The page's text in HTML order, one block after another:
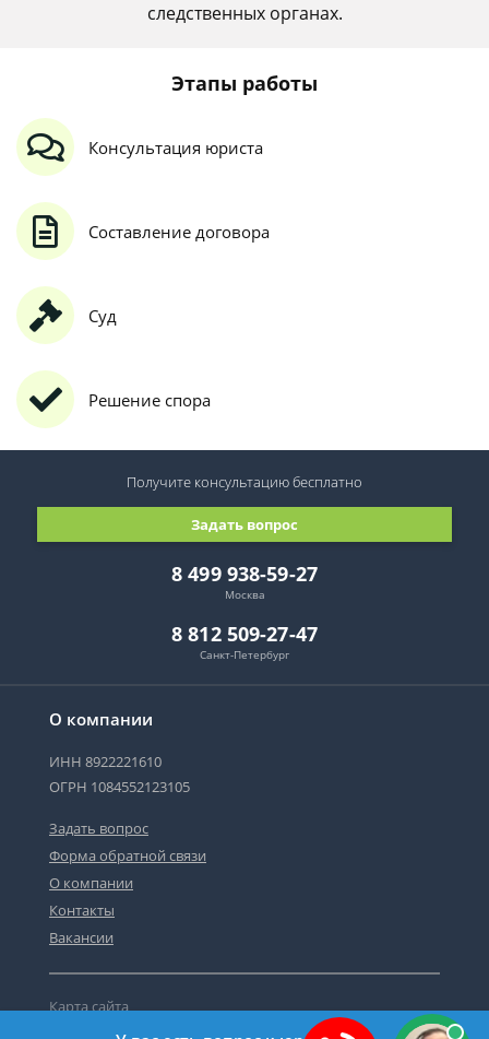
следственных органах.
Этапы работы
Консультация юриста
Составление договора
Суд
Решение спора
О компании
ИНН 8922221610
ОГРН 1084552123105
Задать вопрос
Форма обратной связи
О компании
Контакты
Вакансии
Карта сайта
Политика персональных данных
8 499 938-59-27
Москва
8 812 509-27-47
Санкт-Петербург
Задать вопрос
Получите консультациюбесплатно